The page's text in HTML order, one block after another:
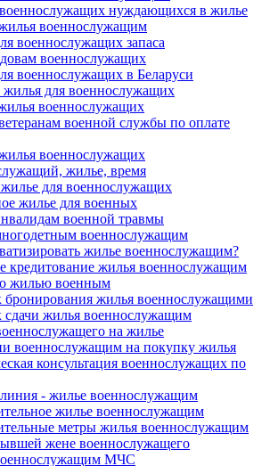
нуждающихся в жилье
военнослужащим
военнослужащих запаса
военнослужащих
военнослужащих в Беларуси
жилья для военнослужащих
военнослужащих
военной службы по оплате
военнослужащих
жилье, время
жилье для военнослужащих
жилье для военных
военной травмы
военнослужащим
жилье военнослужащим?
кредитование жилья военнослужащим
жилью военным
бронирования жилья военнослужащими
сдачи жилья военнослужащим
на жилье
военнослужащим на покупку жилья
консультация военнослужащих по
линия - жилье военнослужащим
жилье военнослужащим
метры жилья военнослужащим
жене военнослужащего
МЧС